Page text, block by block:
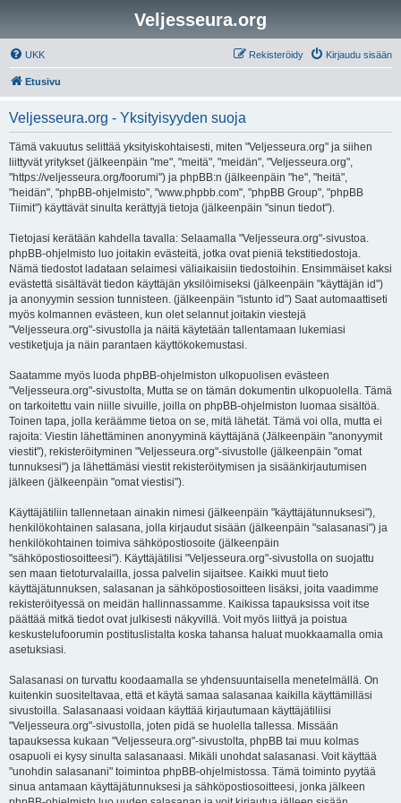
Veljesseura.org
UKK Kirjaudu sisään
Rekisteröidy
Etusivu
Veljesseura.org - Yksityisyyden suoja
Tämä vakuutus selittää yksityiskohtaisesti, miten "Veljesseura.org" ja siihen
liittyvät yritykset (jälkeenpäin "me", "meitä", "meidän", "Veljesseura.org",
"https://veljesseura.org/foorumi") ja phpBB:n (jälkeenpäin "he", "heitä",
"heidän", "phpBB-ohjelmisto", "www.phpbb.com", "phpBB Group", "phpBB
Tiimit") käyttävät sinulta kerättyjä tietoja (jälkeenpäin "sinun tiedot").
Tietojasi kerätään kahdella tavalla: Selaamalla "Veljesseura.org"-sivustoa.
phpBB-ohjelmisto luo joitakin evästeitä, jotka ovat pieniä tekstitiedostoja.
Nämä tiedostot ladataan selaimesi väliaikaisiin tiedostoihin. Ensimmäiset kaksi
evästettä sisältävät tiedon käyttäjän yksilöimiseksi (jälkeenpäin "käyttäjän id")
ja anonyymin session tunnisteen. (jälkeenpäin "istunto id") Saat automaattiseti
myös kolmannen evästeen, kun olet selannut joitakin viestejä
"Veljesseura.org"-sivustolla ja näitä käytetään tallentamaan lukemiasi
vestiketjuja ja näin parantaen käyttökokemustasi.
Saatamme myös luoda phpBB-ohjelmiston ulkopuolisen evästeen
"Veljesseura.org"-sivustolta, Mutta se on tämän dokumentin ulkopuolella. Tämä
on tarkoitettu vain niille sivuille, joilla on phpBB-ohjelmiston luomaa sisältöä.
Toinen tapa, jolla keräämme tietoa on se, mitä lähetät. Tämä voi olla, mutta ei
rajoita: Viestin lähettäminen anonyyminä käyttäjänä (Jälkeenpäin "anonyymit
viestit"), rekisteröityminen "Veljesseura.org"-sivustolle (jälkeenpäin "omat
tunnuksesi") ja lähettämäsi viestit rekisteröitymisen ja sisäänkirjautumisen
jälkeen (jälkeenpäin "omat viestisi").
Käyttäjätiliin tallennetaan ainakin nimesi (jälkeenpäin "käyttäjätunnuksesi"),
henkilökohtainen salasana, jolla kirjaudut sisään (jälkeenpäin "salasanasi") ja
henkilökohtainen toimiva sähköpostiosoite (jälkeenpäin
"sähköpostiosoitteesi"). Käyttäjätilisi "Veljesseura.org"-sivustolla on suojattu
sen maan tietoturvalailla, jossa palvelin sijaitsee. Kaikki muut tieto
käyttäjätunnuksen, salasanan ja sähköpostiosoitteen lisäksi, joita vaadimme
rekisteröityessä on meidän hallinnassamme. Kaikissa tapauksissa voit itse
päättää mitkä tiedot ovat julkisesti näkyvillä. Voit myös liittyä ja poistua
keskustelufoorumin postituslistalta koska tahansa haluat muokkaamalla omia
asetuksiasi.
Salasanasi on turvattu koodaamalla se yhdensuuntaisella menetelmällä. On
kuitenkin suositeltavaa, että et käytä samaa salasanaa kaikilla käyttämilläsi
sivustoilla. Salasanaasi voidaan käyttää kirjautumaan käyttäjätiliisi
"Veljesseura.org"-sivustolla, joten pidä se huolella tallessa. Missään
tapauksessa kukaan "Veljesseura.org"-sivustolta, phpBB tai muu kolmas
osapuoli ei kysy sinulta salasanaasi. Mikäli unohdat salasanasi. Voit käyttää
"unohdin salasanani" toimintoa phpBB-ohjelmistossa. Tämä toiminto pyytää
sinua antamaan käyttäjätunnuksesi ja sähköpostiosoitteesi, jonka jälkeen